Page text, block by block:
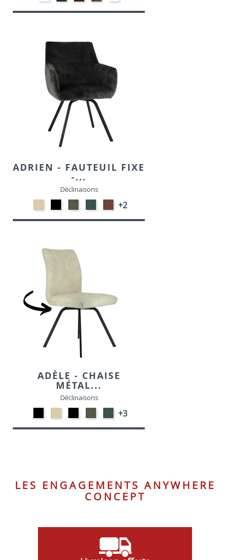
trempégraphite
P132
wengé
-
teinte
noyer
laqué
blanc
ADRIEN - FAUTEUIL FIXE
-...
Déclinaisons
VELOURSVELOURSHUNTER-
VELOURS
PETROL-
VELOURS
BRIQUE-
VELOURS
+2
ADÈLE - CHAISE
MÉTAL...
Déclinaisons
NoirVELOURS
ANTHRACITE-
VELOURS
HUNTER-
VELOURS
PETROL-
VELOURS
+3
LES ENGAGEMENTS ANYWHERE
CONCEPT